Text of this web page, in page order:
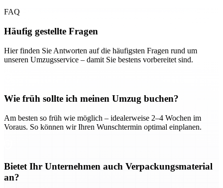
FAQ
Häufig gestellte Fragen
Hier finden Sie Antworten auf die häufigsten Fragen rund um
unseren Umzugsservice – damit Sie bestens vorbereitet sind.
Wie früh sollte ich meinen Umzug buchen?
Am besten so früh wie möglich – idealerweise 2–4 Wochen im
Voraus. So können wir Ihren Wunschtermin optimal einplanen.
Bietet Ihr Unternehmen auch Verpackungsmaterial
an?